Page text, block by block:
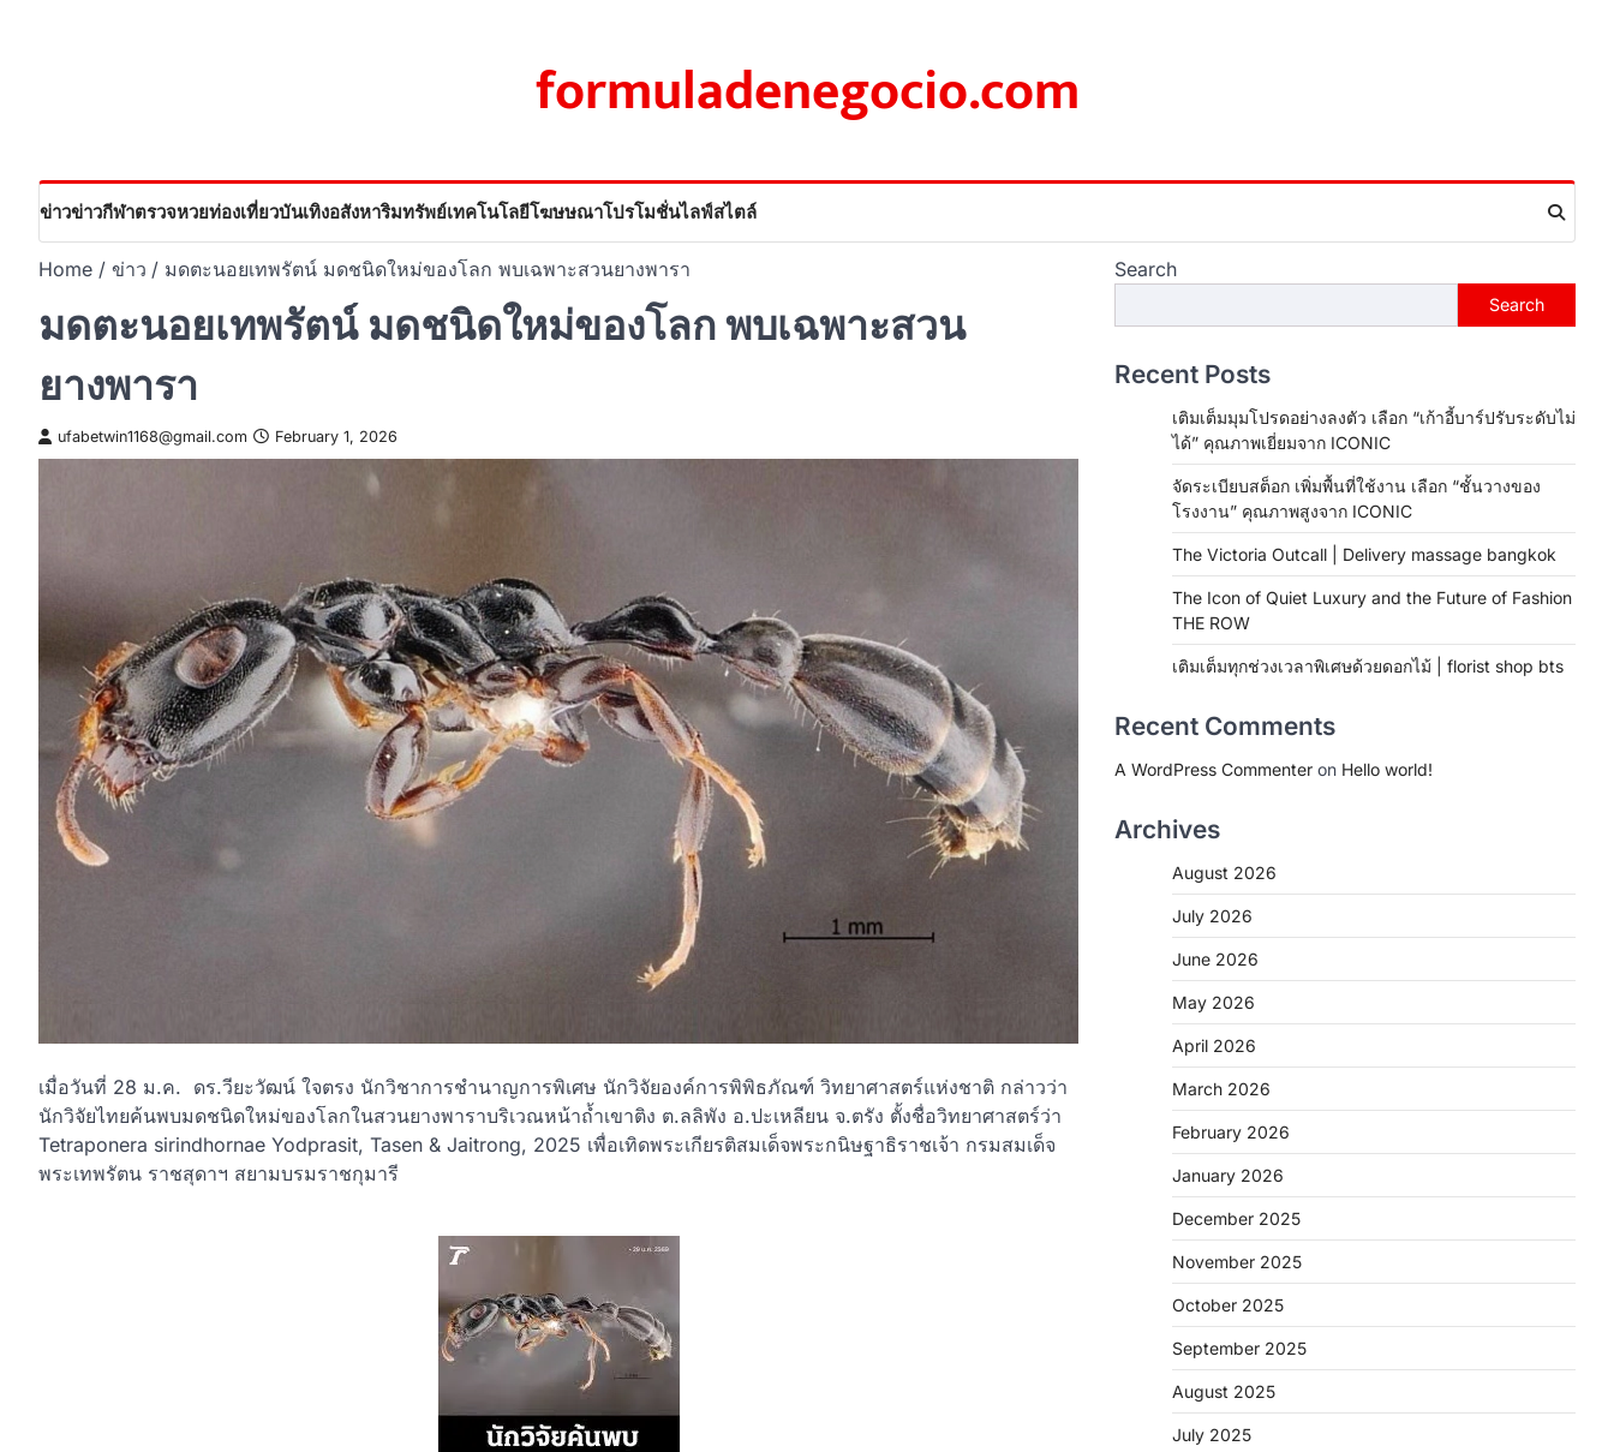
formuladenegocio.com
ข่าวข่าวกีฬาตรวจหวยท่องเที่ยวบันเทิงอสังหาริมทรัพย์เทคโนโลยีโฆษษณาโปรโมชั่นไลฟ์สไตล์
Home ข่าว มดตะนอยเทพรัตน์ มดชนิดใหม่ของโลก พบเฉพาะสวนยางพารา
มดตะนอยเทพรัตน์ มดชนิดใหม่ของโลก พบเฉพาะสวน
ยางพารา
ufabetwin1168@gmail.com February 1, 2026
เมื่อวันที่ 28 ม.ค. ดร.วียะวัฒน์ ใจตรง นักวิชาการชำนาญการพิเศษ นักวิจัยองค์การพิพิธภัณฑ์ วิทยาศาสตร์แห่งชาติ กล่าวว่า
นักวิจัยไทยค้นพบมดชนิดใหม่ของโลกในสวนยางพาราบริเวณหน้าถ้ำเขาติง ต.ลลิพัง อ.ปะเหลียน จ.ตรัง ตั้งชื่อวิทยาศาสตร์ว่า
Tetraponera sirindhornae Yodprasit, Tasen & Jaitrong, 2025 เพื่อเทิดพระเกียรติสมเด็จพระกนิษฐาธิราชเจ้า กรมสมเด็จ
พระเทพรัตน ราชสุดาฯ สยามบรมราชกุมารี
Search
Search
Recent Posts
เติมเต็มมุมโปรดอย่างลงตัว เลือก “เก้าอี้บาร์ปรับระดับไม่
ได้” คุณภาพเยี่ยมจาก ICONIC
จัดระเบียบสต็อก เพิ่มพื้นที่ใช้งาน เลือก “ชั้นวางของ
โรงงาน” คุณภาพสูงจาก ICONIC
The Victoria Outcall | Delivery massage bangkok
The Icon of Quiet Luxury and the Future of Fashion
THE ROW
เติมเต็มทุกช่วงเวลาพิเศษด้วยดอกไม้ | florist shop bts
Recent Comments
A WordPress Commenter on Hello world!
Archives
August 2026
July 2026
June 2026
May 2026
April 2026
March 2026
February 2026
January 2026
December 2025
November 2025
October 2025
September 2025
August 2025
July 2025